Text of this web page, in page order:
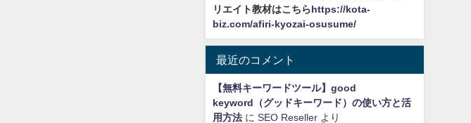
リエイト教材はこちら https://kota-
biz.com/afiri-kyozai-osusume/
最近のコメント
【無料キーワードツール】good
keyword（グッドキーワード）の使い方と活
用方法に SEO Resellerより